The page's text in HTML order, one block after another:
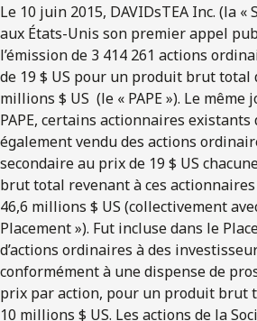
Le 10 juin 2015, DAVIDsTEA Inc. (la «
aux États-Unis son premier appel
l’émission de 3 414 261 actions
de 19 $ US pour un produit brut total
millions $ US (le « PAPE »). Le même
PAPE, certains actionnaires existants
également vendu des actions
secondaire au prix de 19 $ US
brut total revenant à ces actionnaires
46,6 millions $ US (collectivement
Placement »). Fut incluse dans le
d’actions ordinaires à des
conformément à une dispense de
prix par action, pour un produit brut
10 millions $ US. Les actions de la